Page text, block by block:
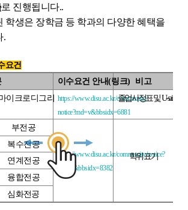
explorer
expert
W-square
edu
회
LOC
LOS
회
로 진행됩니다..
학생은 장학금 등 학과의 다양한 혜택을
.
요건
이수요건 안내(링크)
비고
이크로디그리 https://www.disu.ac.kr/community/
notice?md=v&bbsidx=6881
졸업사정표 및U-saint
부전공
https://www.disu.ac.kr/community/notice?
md=v&bbsidx=8382
학위 표기
복수전공
연계전공
융합전공
심화전공